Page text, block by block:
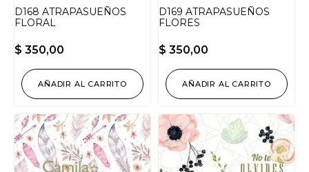
D168 ATRAPASUEÑOS
FLORAL
$ 350,00
AÑADIR AL CARRITO
D169 ATRAPASUEÑOS
FLORES
$ 350,00
AÑADIR AL CARRITO